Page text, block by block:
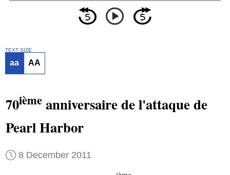
TEXT SIZE
aa AA
70ièmeanniversaire de l'attaque de
Pearl Harbor
8 December 2011